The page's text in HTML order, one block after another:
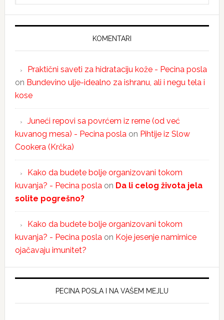
KOMENTARI
Praktični saveti za hidrataciju kože - Pecina posla
on Bundevino ulje-idealno za ishranu, ali i negu tela i
kose
Juneći repovi sa povrćem iz rerne (od već
kuvanog mesa) - Pecina posla on Pihtije iz Slow
Cookera (Krčka)
Kako da budete bolje organizovani tokom
kuvanja? - Pecina posla on Da li celog života jela
solite pogrešno?
Kako da budete bolje organizovani tokom
kuvanja? - Pecina posla on Koje jesenje namirnice
ojačavaju imunitet?
PECINA POSLA I NA VAŠEM MEJLU